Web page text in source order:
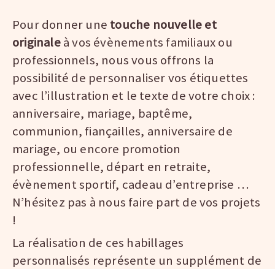
Pour donner une touche nouvelle et
originaleà vos évènements familiaux ou
professionnels, nous vous offrons la
possibilité de personnaliser vos étiquettes
avec l’illustration et le texte de votre choix :
anniversaire, mariage, baptême,
communion, fiançailles, anniversaire de
mariage, ou encore promotion
professionnelle, départ en retraite,
évènement sportif, cadeau d’entreprise …
N’hésitez pas à nous faire part de vos projets
!
La réalisation de ces habillages
personnalisés représente un supplément de